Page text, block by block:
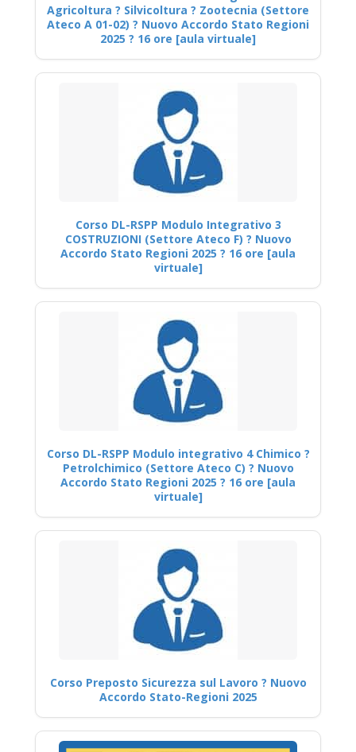
Agricoltura ? Silvicoltura ? Zootecnia (Settore
Ateco A 01-02) ? Nuovo Accordo Stato Regioni
2025 ? 16 ore [aula virtuale]
Corso DL-RSPP Modulo Integrativo 3
COSTRUZIONI (Settore Ateco F) ? Nuovo
Accordo Stato Regioni 2025 ? 16 ore [aula
virtuale]
Corso DL-RSPP Modulo integrativo 4 Chimico ?
Petrolchimico (Settore Ateco C) ? Nuovo
Accordo Stato Regioni 2025 ? 16 ore [aula
virtuale]
Corso Preposto Sicurezza sul Lavoro ? Nuovo
Accordo Stato-Regioni 2025